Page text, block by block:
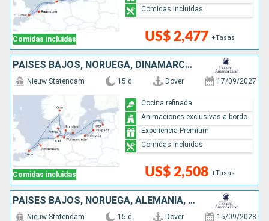
Comidas incluidas US$ 2,477 +Tasas
Comidas incluidas
PAISES BAJOS, NORUEGA, DINAMARCA, ALEMANIA, POLONIA, LITUANIA, LETONIA, REINO UNIDO
Comidas incluidas
Nieuw Statendam 15 d Dover 17/09/2027
US$ 2,508 +Tasas
Cocina refinada
Animaciones exclusivas a bordo
Experiencia Premium
Comidas incluidas
PAISES BAJOS, NORUEGA, ALEMANIA, POLONIA, LITUANIA, LETONIA, DINAMARCA, REINO UNIDO
Nieuw Statendam 15 d Dover 15/09/2028